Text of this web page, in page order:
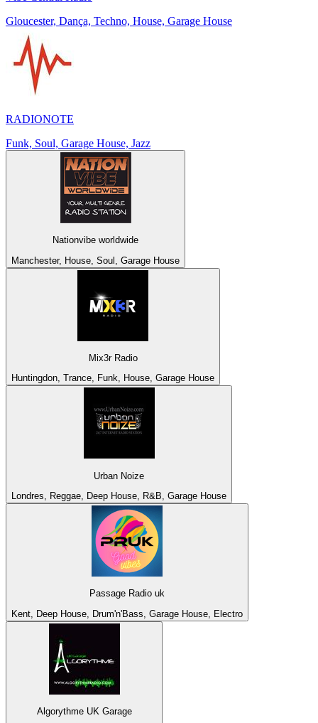
Gloucester, Dança, Techno, House, Garage House
RADIONOTE
Funk, Soul, Garage House, Jazz
Nationvibe worldwide
Manchester, House, Soul, Garage House
Mix3r Radio
Huntingdon, Trance, Funk, House, Garage House
Urban Noize
Londres, Reggae, Deep House, R&B, Garage House
Passage Radio uk
Kent, Deep House, Drum'n'Bass, Garage House, Electro
Algorythme UK Garage